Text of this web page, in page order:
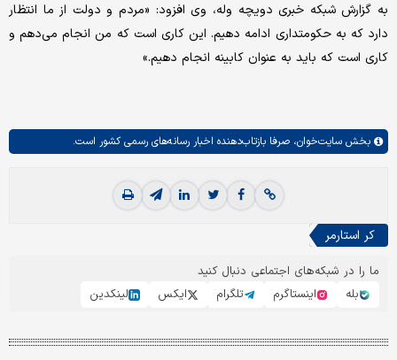
به گزارش شبکه خبری دویچه وله، وی افزود: «مردم و دولت از ما انتظار
دارد که به حکومتداری ادامه دهیم. این کاری است که من انجام می‌دهم و
کاری است که باید به عنوان کابینه انجام دهیم.»
بخش سایت‌خوان، صرفا بازتاب‌دهنده اخبار رسانه‌های رسمی کشور است.
کر استارمر
ما را در شبکه‌های اجتماعی دنبال کنید
بله
اینستاگرم تلگرام ایکس لینکدین